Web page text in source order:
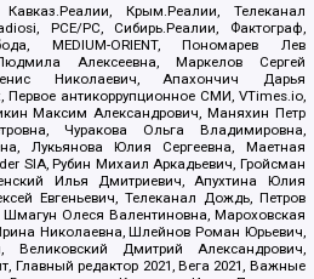
Крым.Реалии, Телеканал
PCE/PC, Сибирь.Реалии, Фактограф,
MEDIUM-ORIENT, Пономарев Лев
Алексеевна, Маркелов Сергей
Николаевич, Апахончич Дарья
Первое антикоррупционное СМИ, VTimes.io,
Максим Александрович, Маняхин Петр
Чуракова Ольга Владимировна,
Лукьянова Юлия Сергеевна, Маетная
SIA, Рубин Михаил Аркадьевич, Гройсман
Илья Дмитриевич, Апухтина Юлия
Евгеньевич, Телеканал Дождь, Петров
Олеся Валентиновна, Мароховская
Николаевна, Шлейнов Роман Юрьевич,
Дмитрий Александрович,
Главный редактор 2021, Вега 2021, Важные